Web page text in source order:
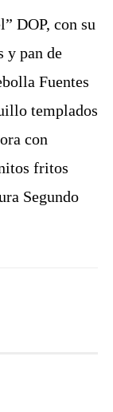
DOP, con su
y pan de
Fuentes
templados
con
fritos
Segundo